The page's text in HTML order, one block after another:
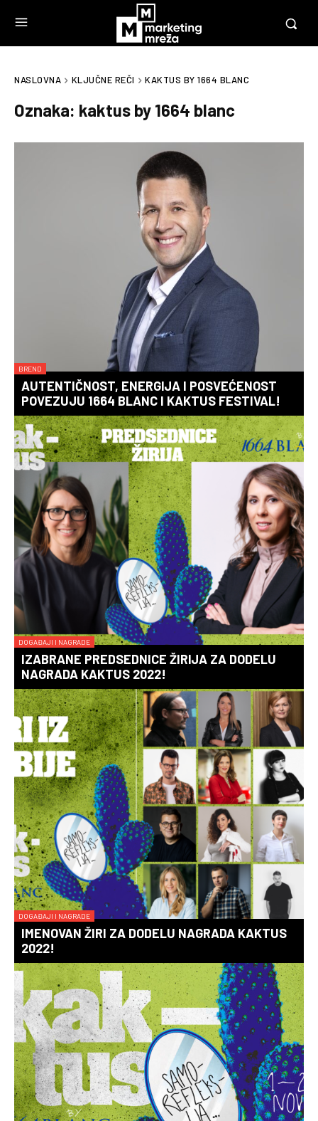
NASLOVNA KLJUČNE REČI KAKTUS BY 1664 BLANC
Oznaka: kaktus by 1664 blanc
BREND
AUTENTIČNOST, ENERGIJA I POSVEĆENOST
POVEZUJU 1664 BLANC I KAKTUS FESTIVAL!
DOGAĐAJI I NAGRADE
IZABRANE PREDSEDNICE ŽIRIJA ZA DODELU
NAGRADA KAKTUS 2022!
DOGAĐAJI I NAGRADE
IMENOVAN ŽIRI ZA DODELU NAGRADA KAKTUS
2022!